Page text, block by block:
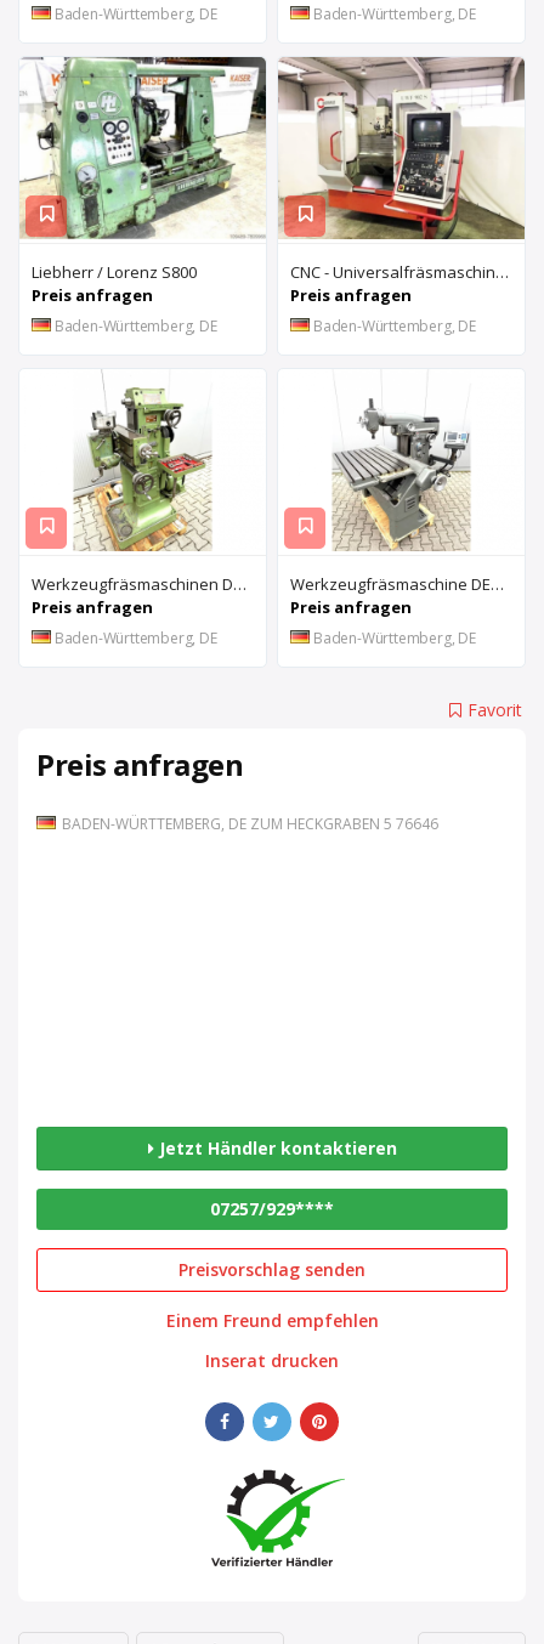
Baden-Württemberg, DE Baden-Württemberg, DE
Liebherr / Lorenz S800
Preis anfragen
Baden-Württemberg, DE
CNC - Universalfräsmaschine HERMLE UWF 902-S
Preis anfragen
Baden-Württemberg, DE
Werkzeugfräsmaschinen DECKEL FP1
Preis anfragen
Baden-Württemberg, DE
Werkzeugfräsmaschine DECKEL FP 2 LB aus Universität im gepflegten Originalzustand
Preis anfragen
Baden-Württemberg, DE
Favorit
Preis anfragen
BADEN-WÜRTTEMBERG, DE ZUM HECKGRABEN 5 76646
Jetzt Händler kontaktieren
07257/929****
Preisvorschlag senden
Einem Freund empfehlen
Inserat drucken